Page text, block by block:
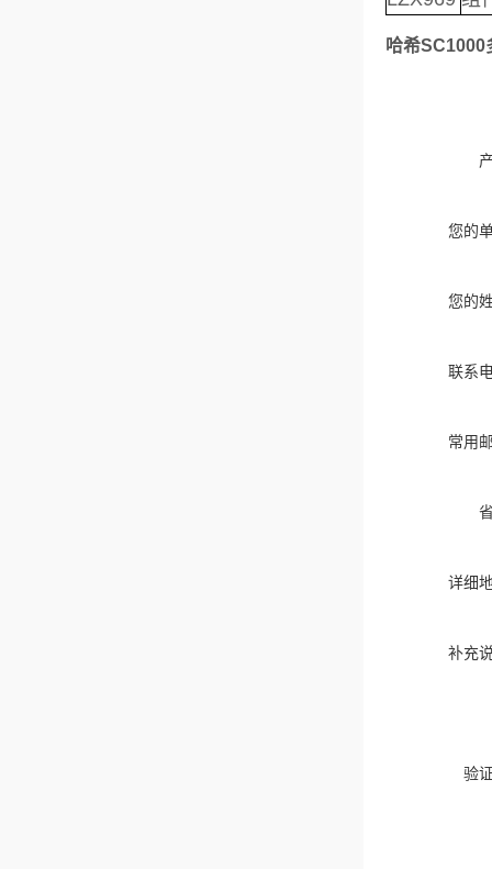
哈希SC1000
您的
您的
联系
常用
详细
补充
验